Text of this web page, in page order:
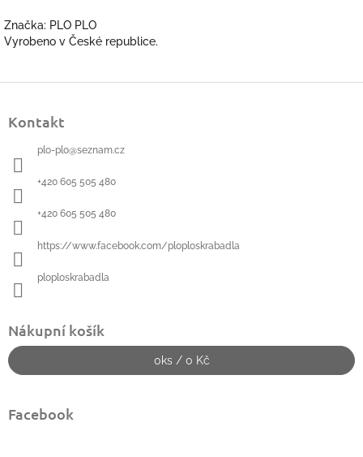
Značka: PLO PLO
Vyrobeno v České republice.
Kontakt
plo-plo@seznam.cz
+420 605 505 480
+420 605 505 480
https://www.facebook.com/ploploskrabadla
ploploskrabadla
Nákupní košík
0ks / 0 Kč
Facebook